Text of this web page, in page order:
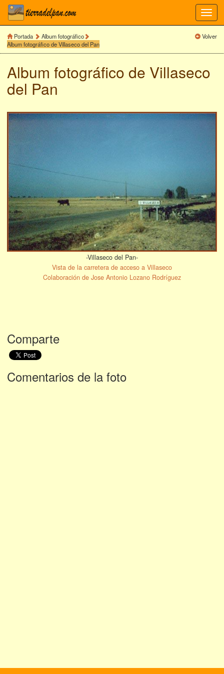
Portada
Album fotográfico
Album fotográfico de Villaseco del Pan
Volver
Album fotográfico de Villaseco
del Pan
-Villaseco del Pan-
Vista de la carretera de acceso a Villaseco
Colaboración de Jose Antonio Lozano Rodríguez
Comparte
Comentarios de la foto